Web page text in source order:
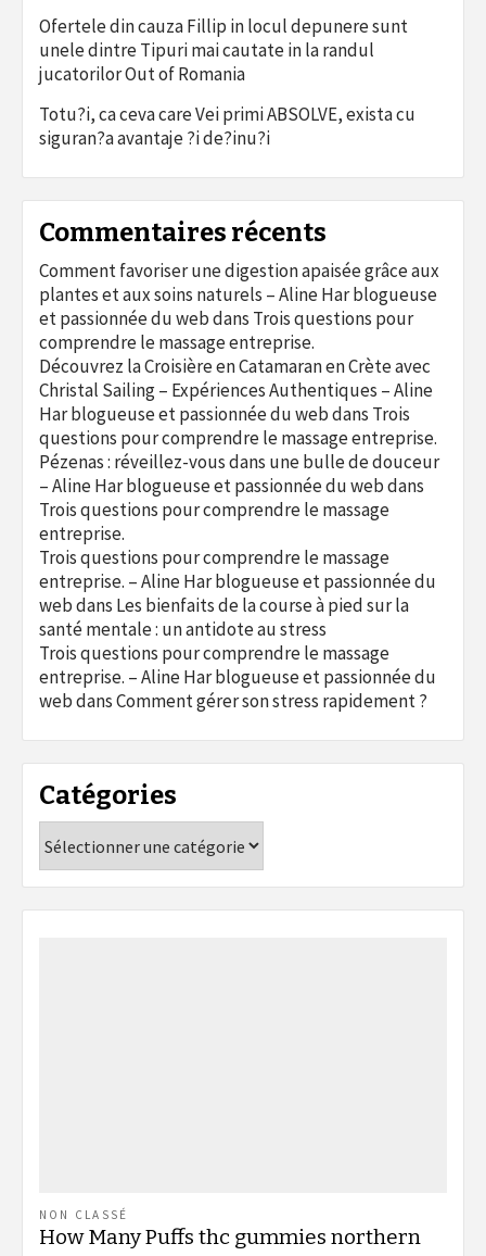
Ofertele din cauza Fillip in locul depunere sunt
unele dintre Tipuri mai cautate in la randul
jucatorilor Out of Romania
Totu?i, ca ceva care Vei primi ABSOLVE, exista cu
siguran?a avantaje ?i de?inu?i
Commentaires récents
Comment favoriser une digestion apaisée grâce aux
plantes et aux soins naturels – Aline Har blogueuse
et passionnée du webdans Trois questions pour
comprendre le massage entreprise.
Découvrez la Croisière en Catamaran en Crète avec
Christal Sailing – Expériences Authentiques – Aline
Har blogueuse et passionnée du webdans Trois
questions pour comprendre le massage entreprise.
Pézenas : réveillez-vous dans une bulle de douceur
– Aline Har blogueuse et passionnée du webdans
Trois questions pour comprendre le massage
entreprise.
Trois questions pour comprendre le massage
entreprise. – Aline Har blogueuse et passionnée du
webdans Les bienfaits de la course à pied sur la
santé mentale : un antidote au stress
Trois questions pour comprendre le massage
entreprise. – Aline Har blogueuse et passionnée du
webdansComment gérer son stress rapidement ?
Catégories
NON CLASSÉ
How Many Puffs thc gummies northern